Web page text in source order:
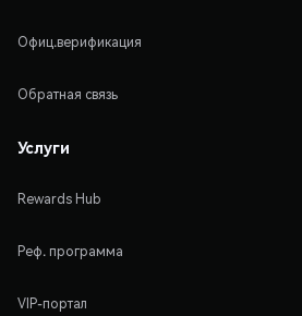
Офиц.верификация
Обратная связь
Услуги
Rewards Hub
Реф. программа
VIP-портал